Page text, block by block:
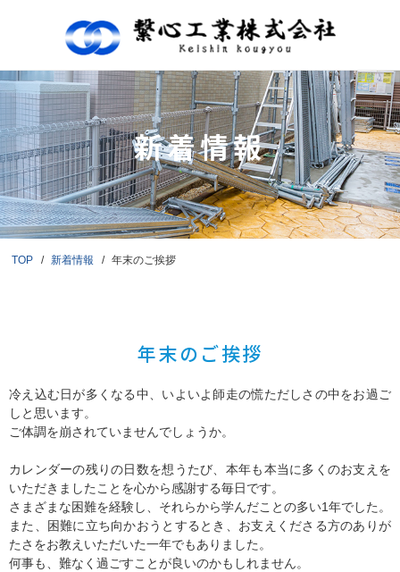
新着情報
TOP 新着情報 年末のご挨拶
年末のご挨拶
冷え込む日が多くなる中、いよいよ師走の慌ただしさの中をお過ご
しと思います。
ご体調を崩されていませんでしょうか。
カレンダーの残りの日数を想うたび、本年も本当に多くのお支えを
いただきましたことを心から感謝する毎日です。
さまざまな困難を経験し、それらから学んだことの多い1年でした。
また、困難に立ち向かおうとするとき、お支えくださる方のありが
たさをお教えいただいた一年でもありました。
何事も、難なく過ごすことが良いのかもしれません。